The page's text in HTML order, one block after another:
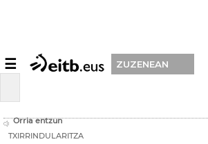
☰ ZUZENEAN
Orria entzun
TXIRRINDULARITZA